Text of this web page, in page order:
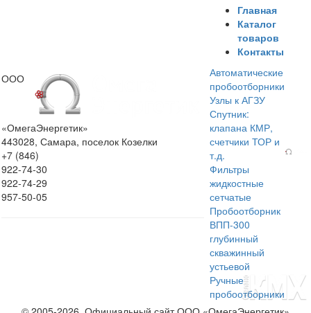
ООО
«ОмегаЭнергетик»
443028, Самара, поселок Козелки
+7 (846)
922-74-30
922-74-29
957-50-05
Главная
Каталог
товаров
Контакты
Автоматические
пробоотборники
Узлы к АГЗУ
Спутник:
клапана КМР,
счетчики ТОР и
т.д.
Фильтры
жидкостные
сетчатые
Пробоотборник
ВПП-300
глубинный
скважинный
устьевой
Ручные
пробоотборники